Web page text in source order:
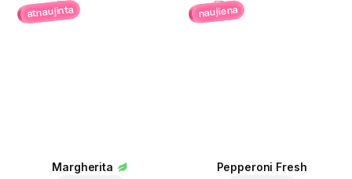
atnaujinta
Margherita
naujiena
Pepperoni Fresh